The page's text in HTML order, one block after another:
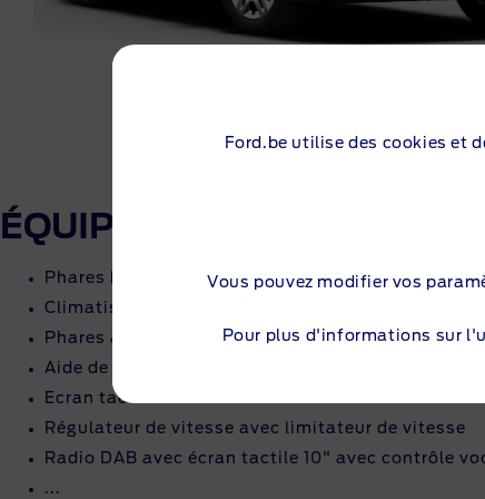
Ford.be utilise des cookies et
Vous pouvez modifier vos
Pour plus d'informations sur
ÉQUIPEMENTS DE SÉRIE
Phares halogènes automatiques, feux diurnes
Climatisation manuel
Phares antibrouillard avant - adaptatifs en virage
Aide de stationnement - avant et arrière
Ecran tactile 10“
Régulateur de vitesse avec limitateur de vitesse
Radio DAB avec écran tactile 10" avec contrôle
...